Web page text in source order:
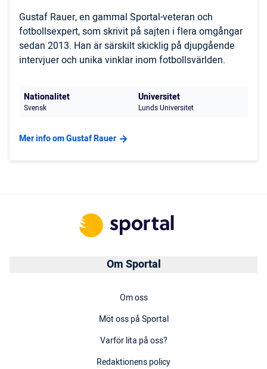
Gustaf Rauer, en gammal Sportal-veteran och
fotbollsexpert, som skrivit på sajten i flera omgångar
sedan 2013. Han är särskilt skicklig på djupgående
intervjuer och unika vinklar inom fotbollsvärlden.
Nationalitet
Svensk
Universitet
Lunds Universitet
Mer info om Gustaf Rauer
Om Sportal
Om oss
Möt oss på Sportal
Varför lita på oss?
Redaktionens policy